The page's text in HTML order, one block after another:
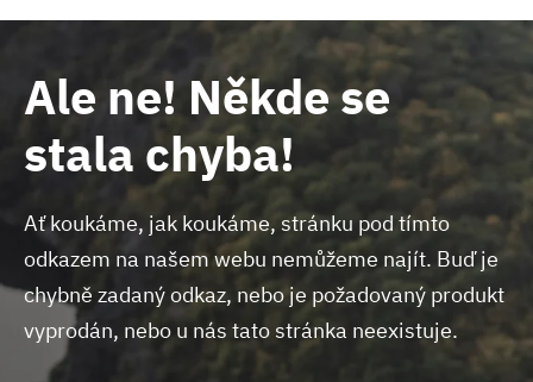
Ale ne! Někde se
stala chyba!
Ať koukáme, jak koukáme, stránku pod tímto
odkazem na našem webu nemůžeme najít. Buď je
chybně zadaný odkaz, nebo je požadovaný produkt
vyprodán, nebo u nás tato stránka neexistuje.